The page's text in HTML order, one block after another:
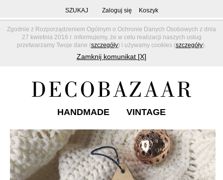
Zgodnie z Rozporządzeniem Ogólnym o Ochronie Danych Osobowych z dnia
27 kwietnia 2016 r. informujemy, że w celu realizacji naszych usług
przetwarzamy Twoje dane (szczegóły) i używamy cookies (szczegóły).
Zamknij komunikat [X]
SZUKAJ Zaloguj się Koszyk
HANDMADE VINTAGE